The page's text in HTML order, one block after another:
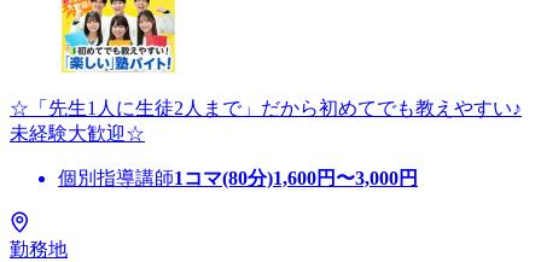
☆「先生1人に生徒2人まで」だから初めてでも教えやすい♪
未経験大歓迎☆
個別指導講師1コマ(80分)1,600円〜3,000円
勤務地